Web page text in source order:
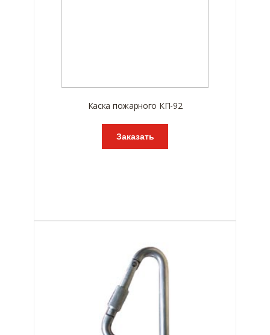
Каска пожарного КП-92
Заказать